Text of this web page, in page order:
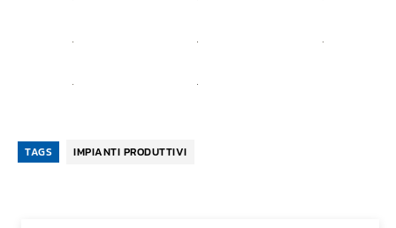
TAGS IMPIANTI PRODUTTIVI